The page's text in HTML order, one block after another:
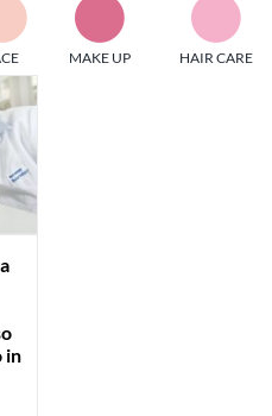
racchiude un pool di
nell’informazione
numerose riviste
che coinvolgono gli attori nei
e sport.
MAKE UP HAIR CARE
in